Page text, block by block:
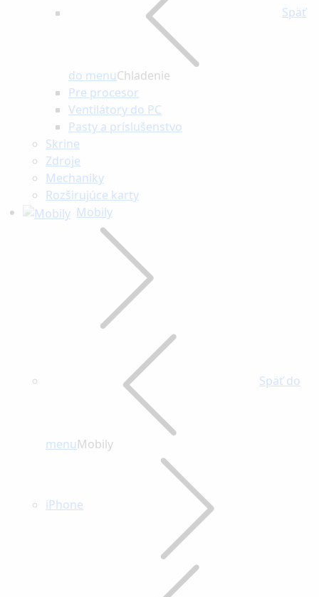
Späť
do menuChladenie
Pre procesor
Ventilátory do PC
Pasty a príslušenstvo
Skrine
Zdroje
Mechaniky
Rozširujúce karty
Mobily
Späť do
menuMobily
iPhone